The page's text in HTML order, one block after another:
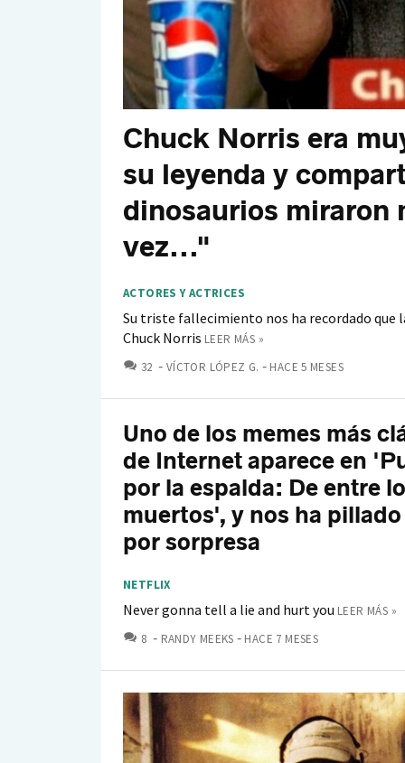
Chuck Norris era
su leyenda y
dinosaurios miraron
vez..."
ACTORES Y ACTRICES
Su triste fallecimiento nos ha recordado que
Chuck Norris LEER MÁS »
32 COMENTARIOS
VÍCTOR LÓPEZ G. HACE 5 MESES
Uno de los memes más
de Internet aparece en
por la espalda: De entre
muertos', y nos ha
por sorpresa
NETFLIX
Never gonna tell a lie and hurt you LEER MÁS »
8 COMENTARIOS
RANDY MEEKS HACE 7 MESES